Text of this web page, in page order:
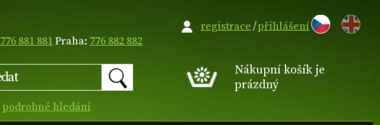
776 881 881Praha: 776 882 882
podrobné hledání
EN
Nákupní košík je
prázdný
registrace/přihlášení